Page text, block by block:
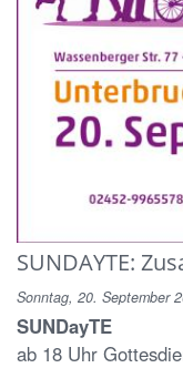
SUNDAYTE:
Sonntag, 20. September
SUNDayTE
ab 18 Uhr